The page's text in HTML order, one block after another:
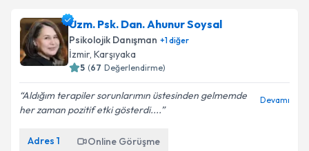
Uzm. Psk. Dan. Ahunur Soysal
Psikolojik Danışman +1diğer
İzmir, Karşıyaka
5 (67 Değerlendirme)
Aldığım terapiler sorunlarımın üstesinden gelmemde
her zaman pozitif etki gösterdi....
Devamı
Adres 1 Online Görüşme